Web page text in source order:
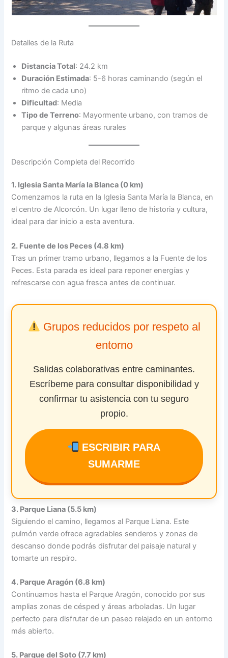
Detalles de la Ruta
Distancia Total: 24.2 km
Duración Estimada: 5-6 horas caminando (según el
ritmo de cada uno)
Dificultad: Media
Tipo de Terreno: Mayormente urbano, con tramos de
parque y algunas áreas rurales
Descripción Completa del Recorrido
1. Iglesia Santa María la Blanca (0 km)
Comenzamos la ruta en la Iglesia Santa María la Blanca, en
el centro de Alcorcón. Un lugar lleno de historia y cultura,
ideal para dar inicio a esta aventura.
2. Fuente de los Peces (4.8 km)
Tras un primer tramo urbano, llegamos a la Fuente de los
Peces. Esta parada es ideal para reponer energías y
refrescarse con agua fresca antes de continuar.
Grupos reducidos por respeto al
entorno
Salidas colaborativas entre caminantes.
Escríbeme para consultar disponibilidad y
confirmar tu asistencia con tu seguro
propio.
ESCRIBIR PARA
SUMARME
3. Parque Liana (5.5 km)
Siguiendo el camino, llegamos al Parque Liana. Este
pulmón verde ofrece agradables senderos y zonas de
descanso donde podrás disfrutar del paisaje natural y
tomarte un respiro.
4. Parque Aragón (6.8 km)
Continuamos hasta el Parque Aragón, conocido por sus
amplias zonas de césped y áreas arboladas. Un lugar
perfecto para disfrutar de un paseo relajado en un entorno
más abierto.
5. Parque del Soto (7.7 km)